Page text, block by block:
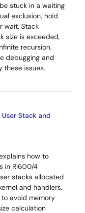
stuck in a waiting
exclusion, hold
wait. Stack
size is exceeded,
recursion.
debugging and
these issues.
Stack and
how to
in RI600/4
stacks allocated
and handlers.
avoid memory
calculation